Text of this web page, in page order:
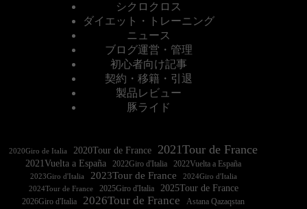
シクロクロス
ダイエット・トレーニング
ニュース
ブログ運営・管理
初心者向け記事
契約・移籍・引退
製品レビュー
豚ライド
2020Giro de Italia 2020Tour de France 2021Tour de France
2021Vuelta a España 2022Vuelta a España
2023Giro d'Italia 2023Tour de France
2024Tour de France
2025Giro d'Italia 2025Tour de France
2026Giro d'Italia 2026Tour de France Astana Qazaqstan